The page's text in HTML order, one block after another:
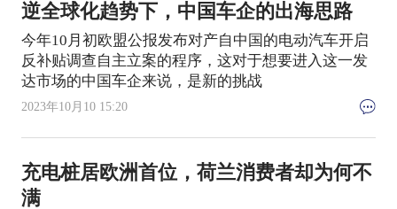
逆全球化趋势下，中国车企的出海思路
今年10月初欧盟公报发布对产自中国的电动汽车开启
反补贴调查自主立案的程序，这对于想要进入这一发
达市场的中国车企来说，是新的挑战
2023年10月10 15:20
充电桩居欧洲首位，荷兰消费者却为何不
满